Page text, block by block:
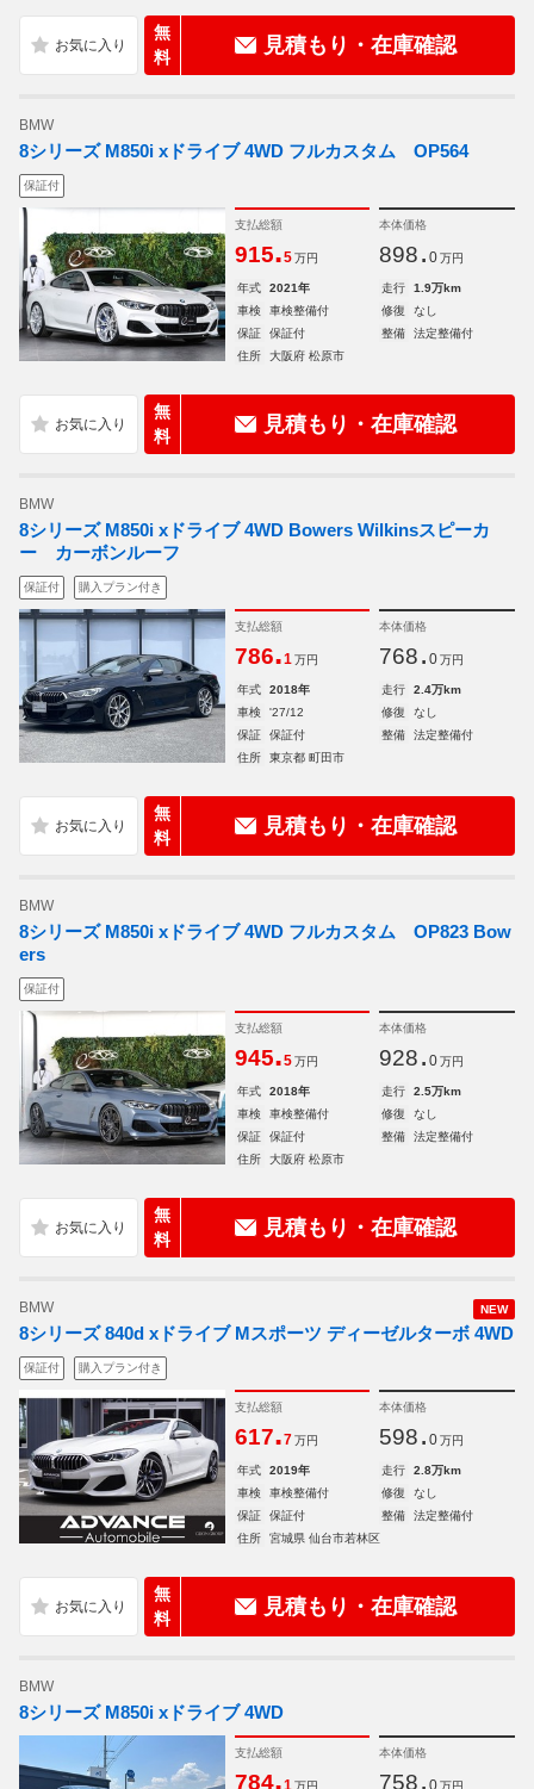
無
料
見積もり・在庫確認
BMW
8シリーズ M850i xドライブ 4WD フルカスタム OP564
保証付
支払総額
915.5 万円
本体価格
898. 0 万円
年式 2021年 走行
1.9万km
車検
車検整備付 修復
なし
保証
保証付 整備
法定整備付
住所
大阪府 松原市
無
料
見積もり・在庫確認
BMW
8シリーズ M850i xドライブ 4WD Bowers Wilkinsスピーカ
ー カーボンルーフ
保証付 購入プラン付き
支払総額
786.1 万円
本体価格
768. 0 万円
年式 2018年 走行
2.4万km
車検
'27/12 修復
なし
保証
保証付 整備
法定整備付
住所
東京都 町田市
無
料
見積もり・在庫確認
BMW
8シリーズ M850i xドライブ 4WD フルカスタム OP823 Bow
ers
保証付
支払総額
945.5 万円
本体価格
928. 0 万円
年式 2018年 走行
2.5万km
車検
車検整備付 修復
なし
保証
保証付 整備
法定整備付
住所
大阪府 松原市
無
料
見積もり・在庫確認
NEW
BMW
8シリーズ 840d xドライブ Mスポーツ ディーゼルターボ 4WD
保証付 購入プラン付き
支払総額
617.7 万円
本体価格
598. 0 万円
年式 2019年 走行
2.8万km
車検
車検整備付 修復
なし
保証
保証付 整備
法定整備付
住所
宮城県 仙台市若林区
無
料
見積もり・在庫確認
BMW
8シリーズ M850i xドライブ 4WD
支払総額
784.1 万円
本体価格
758. 0 万円